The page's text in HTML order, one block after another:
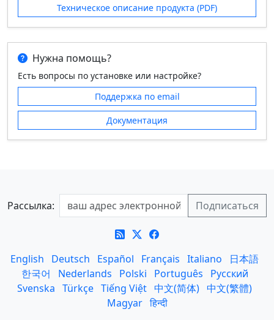
Техническое описание продукта (PDF)
Нужна помощь?
Есть вопросы по установке или настройке?
Поддержка по email
Документация
Рассылка:
English Deutsch Español Français Italiano
日本語
한국어
Nederlands Polski Português
Русский
Svenska Türkçe Tiếng Việt 中文(简体) 中文(繁體)
Magyar हिन्दी